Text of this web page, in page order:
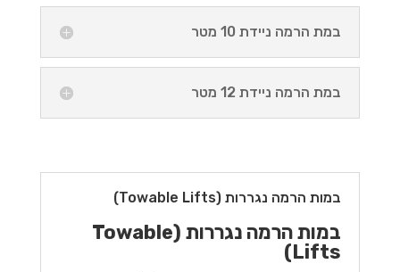
במת הרמה ניידת 10 מטר
במת הרמה ניידת 12 מטר
במות הרמה נגררות (Towable Lifts)
במות הרמה נגררות (Towable
Lifts)